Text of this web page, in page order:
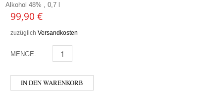
Alkohol 48% , 0,7 l
99,90 €
zuzüglich Versandkosten
MENGE: STARWARD - BOTRYTIS CASK MENGE
IN DEN WARENKORB